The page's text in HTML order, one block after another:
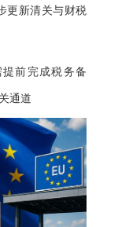
更新清关与财税
前完成税务备
通道